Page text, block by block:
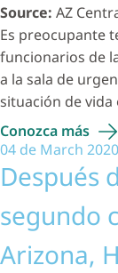
Source: AZ
Es preocupante
funcionarios de
a la sala de
situación de vida
Conozca más
04 de March 2020
Después
segundo
Arizona,